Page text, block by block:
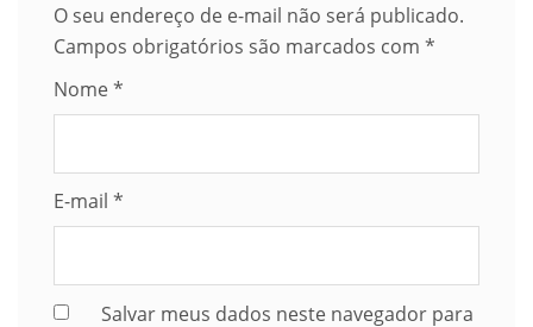
O seu endereço de e-mail não será publicado.
Campos obrigatórios são marcados com *
Nome*
E-mail *
Salvar meus dados neste navegador para